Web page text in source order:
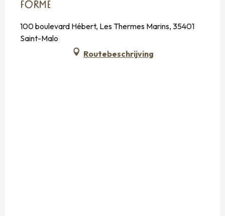
FORME
100 boulevard Hébert, Les Thermes Marins, 35401
Saint-Malo
Routebeschrijving